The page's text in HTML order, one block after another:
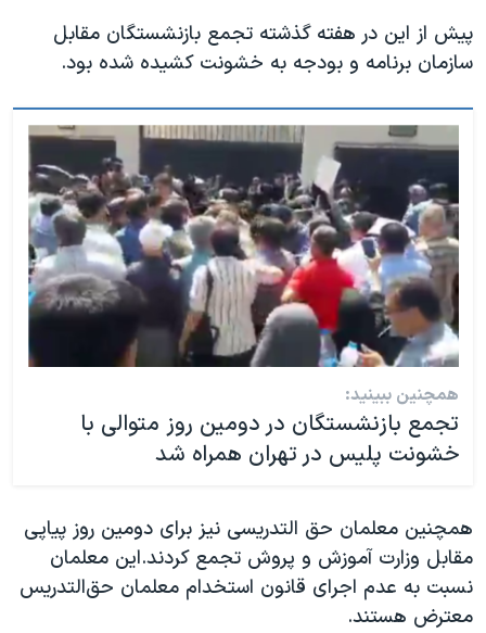
پیش از این در هفته گذشته تجمع بازنشستگان مقابل
سازمان برنامه و بودجه به خشونت کشیده شده بود.
همچنین ببینید:
تجمع بازنشستگان در دومین روز متوالی با
خشونت پلیس در تهران همراه شد
همچنین معلمان حق التدریسی نیز برای دومین روز پیاپی
مقابل وزارت آموزش و پروش تجمع کردند.این معلمان
نسبت به عدم اجرای قانون استخدام معلمان حق‌التدریس
معترض هستند.